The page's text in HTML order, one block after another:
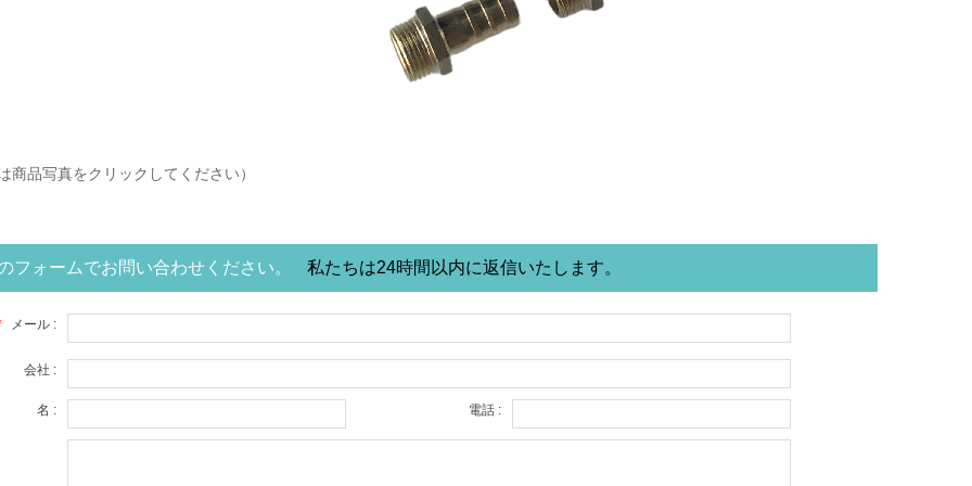
商品写真をクリックしてください）
フォームでお問い合わせください。 私たちは24時間以内に返信いたします。
メール :
会社 :
名 : 電話 :